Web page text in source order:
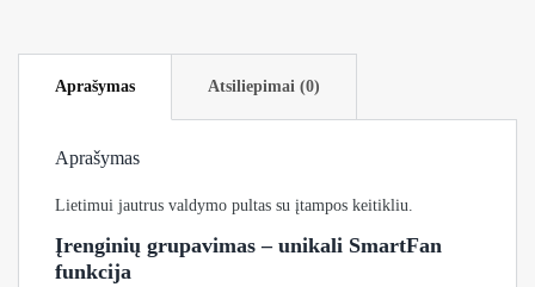
Aprašymas Atsiliepimai (0)
Aprašymas
Lietimui jautrus valdymo pultas su įtampos keitikliu.
Įrenginių grupavimas – unikali SmartFan
funkcija